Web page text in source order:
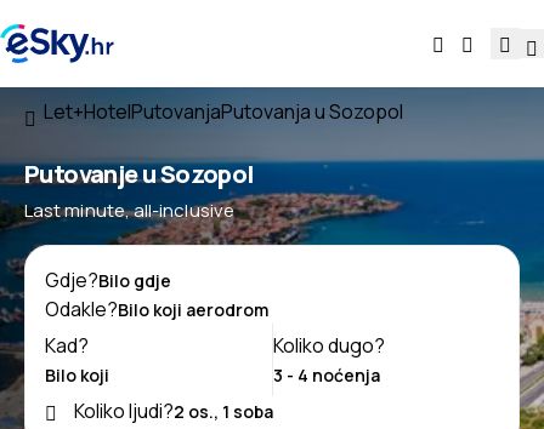
Let+HotelPutovanjaPutovanja u Sozopol
Putovanje u Sozopol
Last minute, all-inclusive
Gdje?
Odakle?
Kad?
Koliko dugo?
Koliko ljudi?